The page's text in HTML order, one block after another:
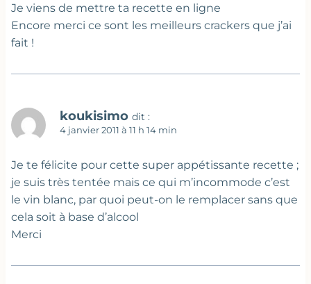
Je viens de mettre ta recette en ligne
Encore merci ce sont les meilleurs crackers que j’ai
fait !
koukisimo dit :
4 janvier 2011 à 11 h 14 min
Je te félicite pour cette super appétissante recette ;
je suis très tentée mais ce qui m’incommode c’est
le vin blanc, par quoi peut-on le remplacer sans que
cela soit à base d’alcool
Merci